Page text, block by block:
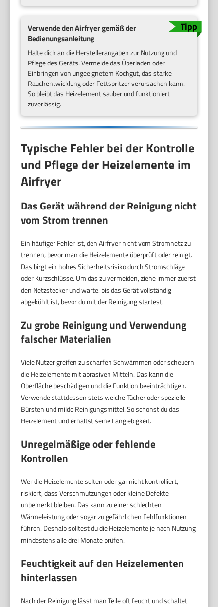
Verwende den Airfryer gemäß der
Bedienungsanleitung
Halte dich an die Herstellerangaben zur Nutzung und
Pflege des Geräts. Vermeide das Überladen oder
Einbringen von ungeeignetem Kochgut, das starke
Rauchentwicklung oder Fettspritzer verursachen kann.
So bleibt das Heizelement sauber und funktioniert
zuverlässig.
Typische Fehler bei der Kontrolle
und Pflege der Heizelemente im
Airfryer
Das Gerät während der Reinigung nicht
vom Strom trennen
Ein häufiger Fehler ist, den Airfryer nicht vom Stromnetz zu
trennen, bevor man die Heizelemente überprüft oder reinigt.
Das birgt ein hohes Sicherheitsrisiko durch Stromschläge
oder Kurzschlüsse. Um das zu vermeiden, ziehe immer zuerst
den Netzstecker und warte, bis das Gerät vollständig
abgekühlt ist, bevor du mit der Reinigung startest.
Zu grobe Reinigung und Verwendung
falscher Materialien
Viele Nutzer greifen zu scharfen Schwämmen oder scheuern
die Heizelemente mit abrasiven Mitteln. Das kann die
Oberfläche beschädigen und die Funktion beeinträchtigen.
Verwende stattdessen stets weiche Tücher oder spezielle
Bürsten und milde Reinigungsmittel. So schonst du das
Heizelement und erhältst seine Langlebigkeit.
Unregelmäßige oder fehlende
Kontrollen
Wer die Heizelemente selten oder gar nicht kontrolliert,
riskiert, dass Verschmutzungen oder kleine Defekte
unbemerkt bleiben. Das kann zu einer schlechten
Wärmeleistung oder sogar zu gefährlichen Fehlfunktionen
führen. Deshalb solltest du die Heizelemente je nach Nutzung
mindestens alle drei Monate prüfen.
Feuchtigkeit auf den Heizelementen
hinterlassen
Nach der Reinigung lässt man Teile oft feucht und schaltet